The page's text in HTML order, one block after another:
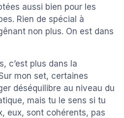
aussi bien pour les
Rien de spécial à
non plus. On est dans
c’est plus dans la
mon set, certaines
déséquilibre au niveau du
mais tu le sens si tu
eux, sont cohérents, pas